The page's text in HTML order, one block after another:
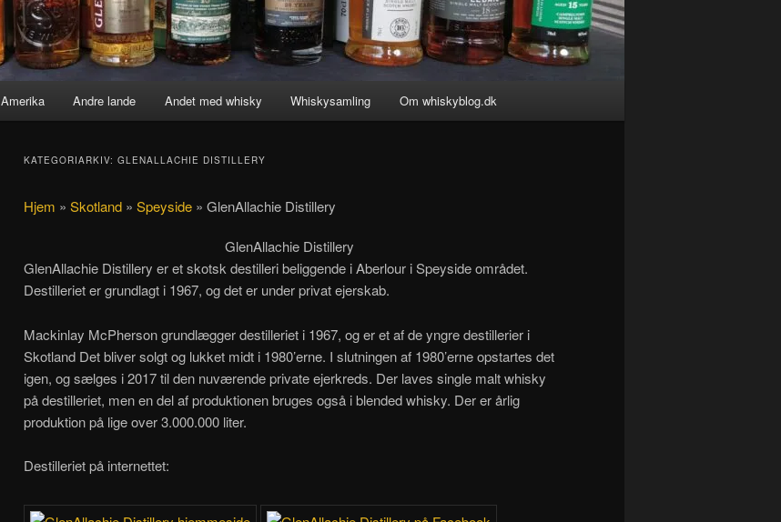
Amerika Andre lande Andet med whisky Whiskysamling Om whiskyblog.dk
KATEGORIARKIV: GLENALLACHIE DISTILLERY
Hjem » Skotland » Speyside » GlenAllachie Distillery
GlenAllachie Distillery
GlenAllachie Distillery er et skotsk destilleri beliggende i Aberlour i Speyside området.
Destilleriet er grundlagt i 1967, og det er under privat ejerskab.
Mackinlay McPherson grundlægger destilleriet i 1967, og er et af de yngre destillerier i
Skotland Det bliver solgt og lukket midt i 1980’erne. I slutningen af 1980’erne opstartes det
igen, og sælges i 2017 til den nuværende private ejerkreds. Der laves single malt whisky
på destilleriet, men en del af produktionen bruges også i blended whisky. Der er årlig
produktion på lige over 3.000.000 liter.
Destilleriet på internettet: